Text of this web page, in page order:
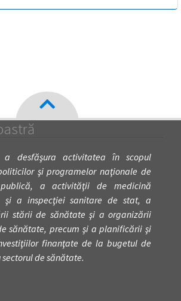
a desfăşura activitatea în scopul
şi programelor naţionale de
a activităţii de medicină
şi a inspecţiei sanitare de stat, a
stării de sănătate şi a organizării
sănătate, precum şi a planificării şi
finanţate de la bugetul de
de sănătate.